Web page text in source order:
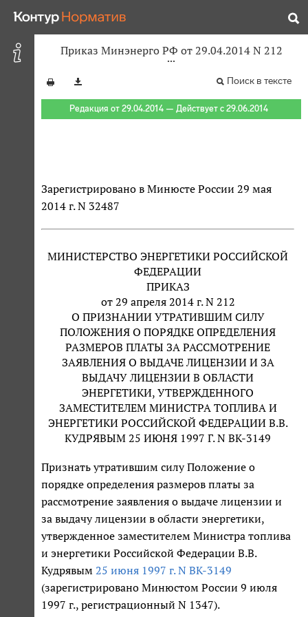
Приказ Минэнерго РФ от 29.04.2014 N 212
Поиск в тексте
Редакция от 29.04.2014 — Действует с 29.06.2014
Зарегистрировано в Минюсте России 29 мая
2014 г. N 32487
МИНИСТЕРСТВО ЭНЕРГЕТИКИ РОССИЙСКОЙ
ФЕДЕРАЦИИ
ПРИКАЗ
от 29 апреля 2014 г. N 212
О ПРИЗНАНИИ УТРАТИВШИМ СИЛУ
ПОЛОЖЕНИЯ О ПОРЯДКЕ ОПРЕДЕЛЕНИЯ
РАЗМЕРОВ ПЛАТЫ ЗА РАССМОТРЕНИЕ
ЗАЯВЛЕНИЯ О ВЫДАЧЕ ЛИЦЕНЗИИ И ЗА
ВЫДАЧУ ЛИЦЕНЗИИ В ОБЛАСТИ
ЭНЕРГЕТИКИ, УТВЕРЖДЕННОГО
ЗАМЕСТИТЕЛЕМ МИНИСТРА ТОПЛИВА И
ЭНЕРГЕТИКИ РОССИЙСКОЙ ФЕДЕРАЦИИ В.В.
КУДРЯВЫМ 25 ИЮНЯ 1997 Г. N ВК-3149
Признать утратившим силу Положение о
порядке определения размеров платы за
рассмотрение заявления о выдаче лицензии и
за выдачу лицензии в области энергетики,
утвержденное заместителем Министра топлива
и энергетики Российской Федерации В.В.
Кудрявым 25 июня 1997 г. N ВК-3149
(зарегистрировано Минюстом России 9 июля
1997 г., регистрационный N 1347).